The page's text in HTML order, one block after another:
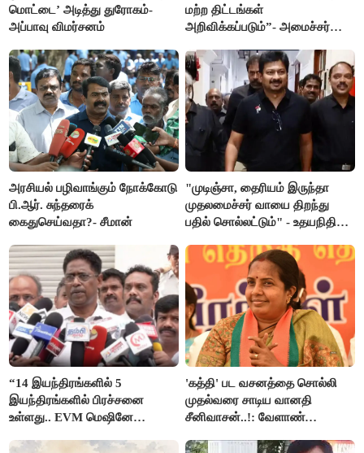
மொட்டை’ அடித்து துரோகம்-
அப்பாவு விமர்சனம்
மற்ற திட்டங்கள்
அறிவிக்கப்படும்”- அமைச்சர்
அரசியல் பழிவாங்கும் நோக்கோடு
பி.ஆர். சுந்தரைக்
கைதுசெய்வதா?- சீமான்
"முடிஞ்சா, தைரியம் இருந்தா
முதலமைச்சர் வாயை திறந்து
பதில் சொல்லட்டும்" - உதயநிதி
“14 இயந்திரங்களில் 5
இயந்திரங்களில் பிரச்சனை
உள்ளது.. EVM மெஷினே
'கத்தி' பட வசனத்தை சொல்லி
முதல்வரை சாடிய வானதி
சீனிவாசன்..!: வேளாண்